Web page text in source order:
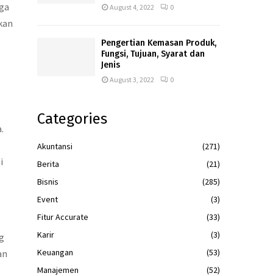
August 4, 2022 0
Pengertian Kemasan Produk,
Fungsi, Tujuan, Syarat dan
Jenis
August 3, 2022 0
Categories
Akuntansi
(271)
Berita
(21)
Bisnis
(285)
Event
(3)
Fitur Accurate
(33)
Karir
(3)
Keuangan
(53)
Manajemen
(52)